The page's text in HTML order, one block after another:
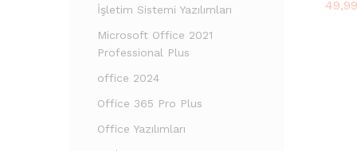
49,99
49,99
İşletim Sistemi Yazılımları
Microsoft Office 2021
Professional Plus
office 2024
Office 365 Pro Plus
Office Yazılımları